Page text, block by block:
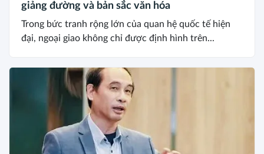
giảng đường và bản sắc văn hóa
Trong bức tranh rộng lớn của quan hệ quốc tế hiện
đại, ngoại giao không chỉ được định hình trên...